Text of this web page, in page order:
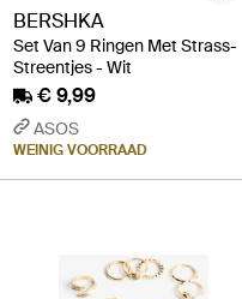
BERSHKA
Set Van 9 Ringen Met Strass-
Streentjes - Wit
€ 9,99
ASOS
WEINIG VOORRAAD